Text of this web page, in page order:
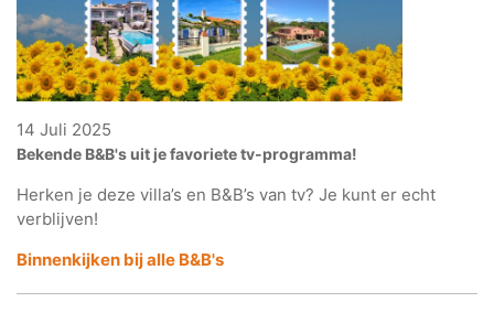
14 Juli 2025
Bekende B&B's uit je favoriete tv-programma!
Herken je deze villa’s en B&B’s van tv? Je kunt er echt
verblijven!
Binnenkijken bij alle B&B's